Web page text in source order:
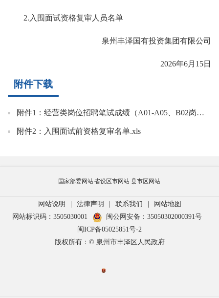
2.入围面试资格复审人员名单
泉州丰泽国有投资集团有限公司
2026年6月15日
附件下载
附件1：经营类岗位招聘笔试成绩（A01-A05、B02岗）.xls
附件2：入围面试前资格复审名单.xls
国家部委网站省设区市网站 县市区网站
网站说明 | 法律声明 | 联系我们 |
网站地图
网站标识码：3505030001
闽公网安备：35050302000391号
闽ICP备05025851号-2
版权所有：© 泉州市丰泽区人民政府